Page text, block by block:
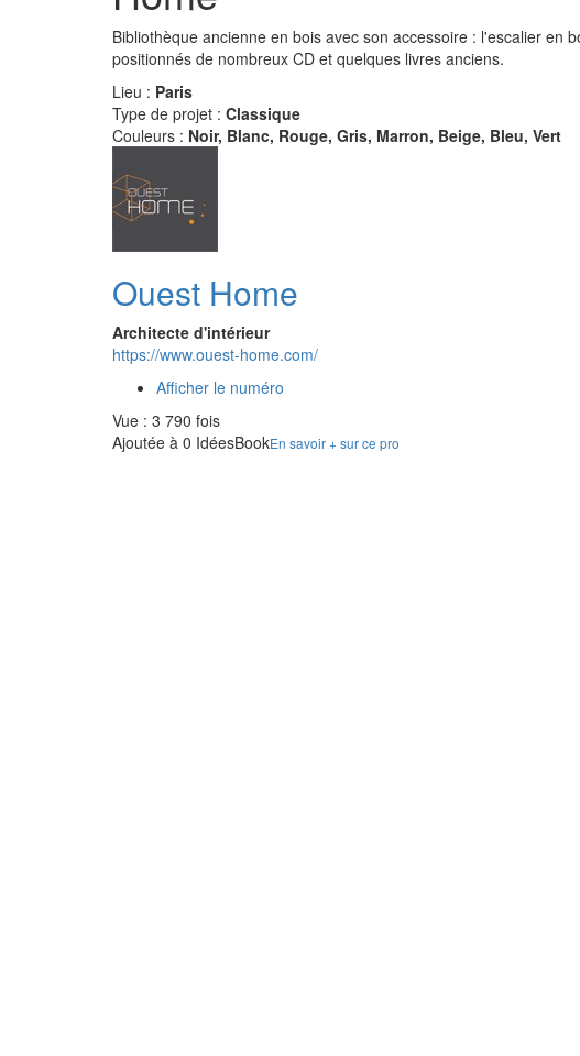
Bibliothèque ancienne en bois avec son accessoire : l'escalier en
positionnés de nombreux CD et quelques livres anciens.
Lieu : Paris
Type de projet : Classique
Couleurs : Noir, Blanc, Rouge, Gris, Marron, Beige, Bleu, Vert
Ouest Home
Architecte d'intérieur
https://www.ouest-home.com/
Afficher le numéro
Vue : 3 790 fois
Ajoutée à 0 IdéesBookEn savoir + sur ce pro